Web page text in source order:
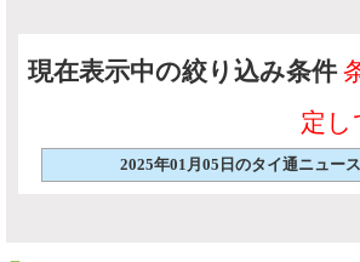
現在表示中の絞り込み条件
定し
2025年01月05日のタイ通ニュー